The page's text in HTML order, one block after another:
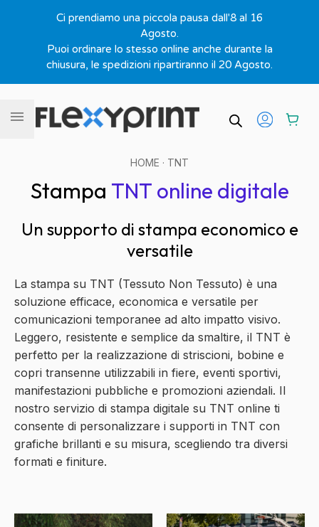
Ci prendiamo una piccola pausa dall'8 al 16
Agosto.
Puoi ordinare lo stesso online anche durante la
chiusura, le spedizioni ripartiranno il 20 Agosto.
HOME · TNT
Stampa TNT online digitale
Un supporto di stampa economico e
versatile
La stampa su TNT (Tessuto Non Tessuto) è una
soluzione efficace, economica e versatile per
comunicazioni temporanee ad alto impatto visivo.
Leggero, resistente e semplice da smaltire, il TNT è
perfetto per la realizzazione di striscioni, bobine e
copri transenne utilizzabili in fiere, eventi sportivi,
manifestazioni pubbliche e promozioni aziendali. Il
nostro servizio di stampa digitale su TNT online ti
consente di personalizzare i supporti in TNT con
grafiche brillanti e su misura, scegliendo tra diversi
formati e finiture.